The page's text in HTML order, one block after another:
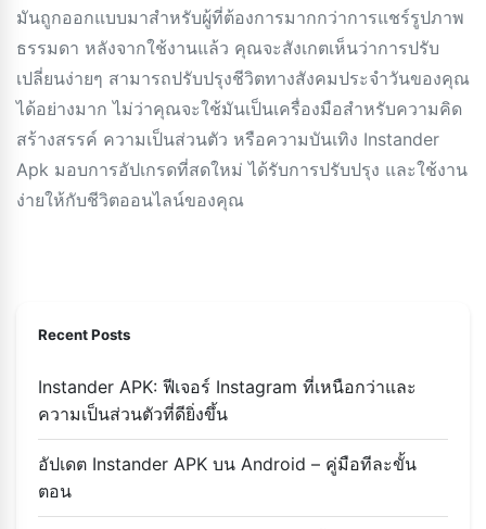
มันถูกออกแบบมาสำหรับผู้ที่ต้องการมากกว่าการแชร์รูปภาพ
ธรรมดา หลังจากใช้งานแล้ว คุณจะสังเกตเห็นว่าการปรับ
เปลี่ยนง่ายๆ สามารถปรับปรุงชีวิตทางสังคมประจำวันของคุณ
ได้อย่างมาก ไม่ว่าคุณจะใช้มันเป็นเครื่องมือสำหรับความคิด
สร้างสรรค์ ความเป็นส่วนตัว หรือความบันเทิง Instander
Apk มอบการอัปเกรดที่สดใหม่ ได้รับการปรับปรุง และใช้งาน
ง่ายให้กับชีวิตออนไลน์ของคุณ
Recent Posts
Instander APK: ฟีเจอร์ Instagram ที่เหนือกว่าและ
ความเป็นส่วนตัวที่ดียิ่งขึ้น
อัปเดต Instander APK บน Android – คู่มือทีละขั้น
ตอน